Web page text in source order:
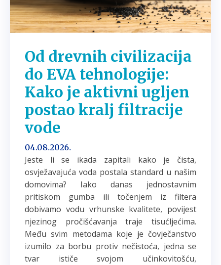
Od drevnih civilizacija
do EVA tehnologije:
Kako je aktivni ugljen
postao kralj filtracije
vode
04.08.2026.
Jeste li se ikada zapitali kako je čista,
osvježavajuća voda postala standard u našim
domovima? Iako danas jednostavnim
pritiskom gumba ili točenjem iz filtera
dobivamo vodu vrhunske kvalitete, povijest
njezinog pročišćavanja traje tisućljećima.
Među svim metodama koje je čovječanstvo
izumilo za borbu protiv nečistoća, jedna se
tvar ističe svojom učinkovitošću,